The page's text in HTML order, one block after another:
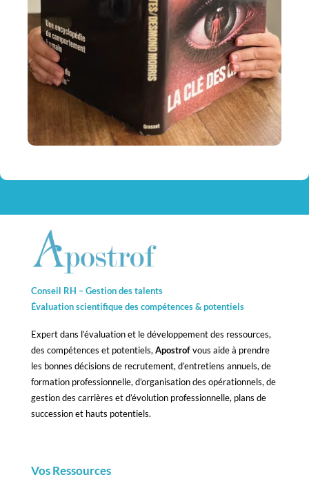
Conseil RH – Gestion des talents
Évaluation scientifique des compétences &potentiels
Expert dans l’évaluation et le développement des ressources,
des compétences et potentiels, Apostrofvous aide à prendre
les bonnes décisions de recrutement, d’entretiens annuels, de
formation professionnelle, d’organisation des opérationnels, de
gestion des carrières et d’évolution professionnelle, plans de
succession et hauts potentiels.
Vos Ressources